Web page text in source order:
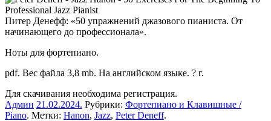
Питер Денефф: «50 упражнений джазового пианиста. От
начинающего до профессионала».
Ноты для фортепиано.
pdf. Вес файла 3,8 mb. На английском языке. ? г.
Для скачивания необходима регистрация.
Админ 21.02.2024. Рубрики: Фортепиано и Клавишные /
Piano. Метки: Hanon, Jazz, Peter Deneff.